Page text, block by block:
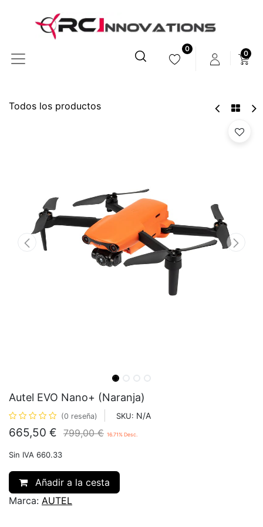
0
0
Todos los productos
Autel EVO Nano+ (Naranja)
(0 reseña) SKU: N/A
665,50 € 799,00€ 16.71% Desc.
Sin IVA 660.33
Añadir a la cesta
Marca: AUTEL